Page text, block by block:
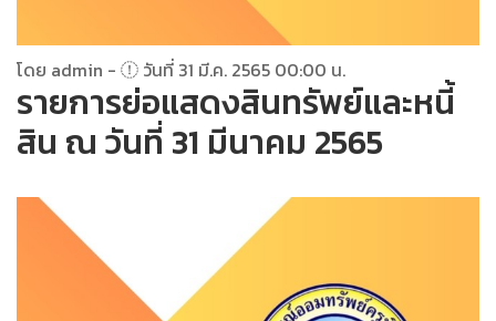
โดย admin - วันที่ 31 มี.ค. 2565 00:00 น.
รายการย่อแสดงสินทรัพย์และหนี้
สิน ณ วันที่ 31 มีนาคม 2565